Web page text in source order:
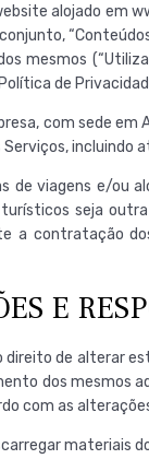
alojado em
mesmos
de
com sede em
Serviços,
de viagens e/ou
seja
a contratação
E
direito de alterar
dos mesmos
com as
materiais